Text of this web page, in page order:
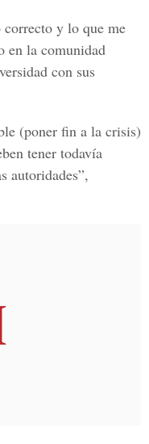
y lo que me
en la comunidad
con sus
(poner fin a la crisis)
tener todavía
autoridades”,